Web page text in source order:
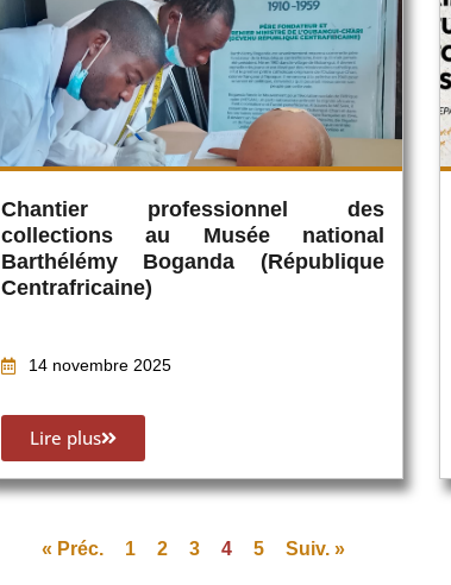
Chantier professionnel des
collections au Musée national
Barthélémy Boganda (République
Centrafricaine)
14 novembre 2025
Lire plus
« Préc. 1 2 3 4 5 Suiv. »